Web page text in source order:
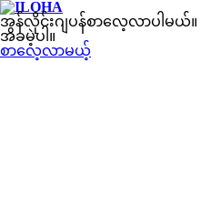
အွန်လိုင်းဂျပန်စာလေ့လာပါမယ်။
အခမဲ့ပါ။
စာလေ့လာမယ့်